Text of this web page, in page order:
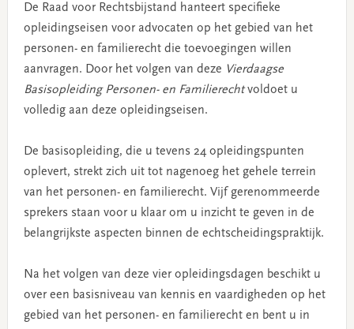
De Raad voor Rechtsbijstand hanteert specifieke
opleidingseisen voor advocaten op het gebied van het
personen- en familierecht die toevoegingen willen
aanvragen. Door het volgen van deze Vierdaagse
Basisopleiding Personen- en Familierechtvoldoet u
volledig aan deze opleidingseisen.
De basisopleiding, die u tevens 24 opleidingspunten
oplevert, strekt zich uit tot nagenoeg het gehele terrein
van het personen- en familierecht. Vijf gerenommeerde
sprekers staan voor u klaar om u inzicht te geven in de
belangrijkste aspecten binnen de echtscheidingspraktijk.
Na het volgen van deze vier opleidingsdagen beschikt u
over een basisniveau van kennis en vaardigheden op het
gebied van het personen- en familierecht en bent u in